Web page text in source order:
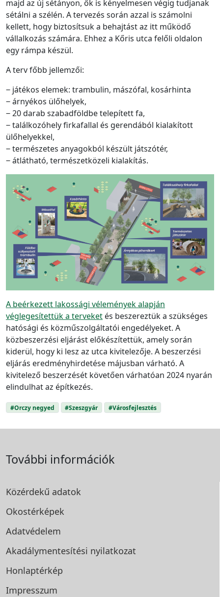
majd az új sétányon, ők is kényelmesen végig tudjanak
sétálni a szélén. A tervezés során azzal is számolni
kellett, hogy biztosítsuk a behajtást az itt működő
vállalkozás számára. Ehhez a Kőris utca felőli oldalon
egy rámpa készül.
A terv főbb jellemzői:
‒ játékos elemek: trambulin, mászófal, kosárhinta
‒ árnyékos ülőhelyek,
‒ 20 darab szabadföldbe telepített fa,
‒ találkozóhely firkafallal és gerendából kialakított
ülőhelyekkel,
‒ természetes anyagokból készült játszótér,
‒ átlátható, természetközeli kialakítás.
A beérkezett lakossági vélemények alapján
véglegesítettük a terveket és beszereztük a szükséges
hatósági és közműszolgáltatói engedélyeket. A
közbeszerzési eljárást előkészítettük, amely során
kiderül, hogy ki lesz az utca kivitelezője. A beszerzési
eljárás eredményhirdetése májusban várható. A
kivitelező beszerzését követően várhatóan 2024 nyarán
elindulhat az építkezés.
#Orczy negyed #Szeszgyár #Városfejlesztés
További információk
Közérdekű adatok
Okostérképek
Adatvédelem
Akadálymentesítési nyilatkozat
Honlaptérkép
Impresszum